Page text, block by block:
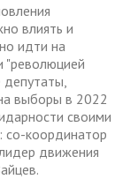
влиять и
идти на
"революцией
выборы в 2022
своими
со-координатор
движения